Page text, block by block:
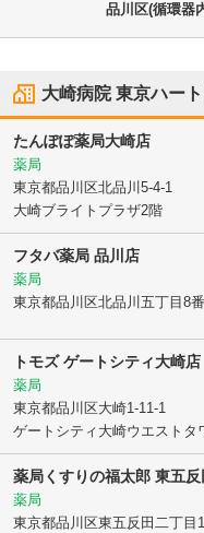
品川区(循環器
大崎病院 東京ハー
たんぽぽ薬局大崎店
薬局
東京都品川区北品川5-4-1
大崎ブライトプラザ2階
フタバ薬局 品川店
薬局
東京都品川区北品川五丁目8
トモズ ゲートシティ大崎店
薬局
東京都品川区大崎1-11-1
ゲートシティ大崎ウエストタ
薬局くすりの福太郎 東五反
薬局
東京都品川区東五反田二丁目